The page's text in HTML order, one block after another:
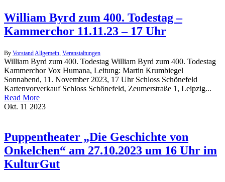
William Byrd zum 400. Todestag –
Kammerchor 11.11.23 – 17 Uhr
By VorstandAllgemein, Veranstaltungen
William Byrd zum 400. Todestag William Byrd zum 400. Todestag
Kammerchor Vox Humana, Leitung: Martin Krumbiegel
Sonnabend, 11. November 2023, 17 Uhr Schloss Schönefeld
Kartenvorverkauf Schloss Schönefeld, Zeumerstraße 1, Leipzig...
Read More
Okt. 11 2023
Puppentheater „Die Geschichte von
Onkelchen“ am 27.10.2023 um 16 Uhr im
KulturGut